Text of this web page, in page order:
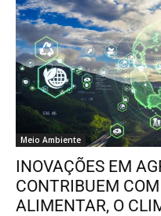
Meio Ambiente
INOVAÇÕES EM
CONTRIBUEM
ALIMENTAR, O